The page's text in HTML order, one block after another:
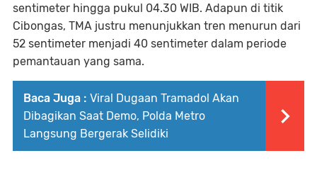
sentimeter hingga pukul 04.30 WIB. Adapun di titik
Cibongas, TMA justru menunjukkan tren menurun dari
52 sentimeter menjadi 40 sentimeter dalam periode
pemantauan yang sama.
Baca Juga : Viral Dugaan Tramadol Akan
Dibagikan Saat Demo, Polda Metro
Langsung Bergerak Selidiki